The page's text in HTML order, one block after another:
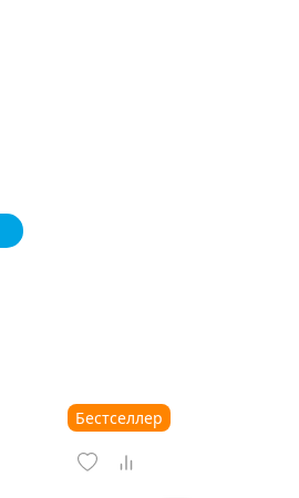
Бестселлер